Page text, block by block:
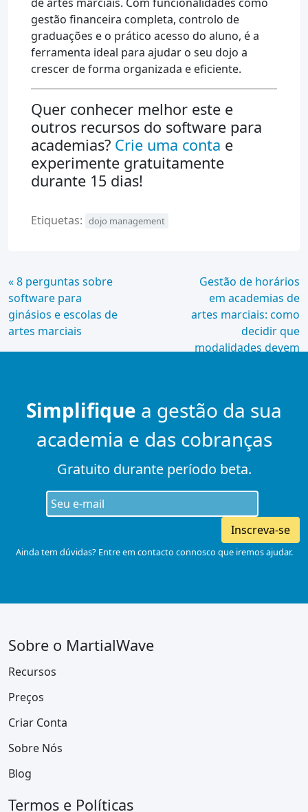
gestão financeira completa, controlo de
graduações e o prático acesso do aluno, é a
ferramenta ideal para ajudar o seu dojo a
crescer de forma organizada e eficiente.
Quer conhecer melhor este e
outros recursos do software para
academias? Crie uma conta e
experimente gratuitamente
durante 15 dias!
Etiquetas: dojo management
Continue
Lendo
« 8 perguntas sobre
software para
ginásios e escolas de
artes marciais
Gestão de horários
em academias de
artes marciais: como
decidir que
modalidades devem
Simplifique a gestão da sua
academia e das cobranças
Gratuito durante período beta.
Inscreva-se
Ainda tem dúvidas? Entre em contacto connosco que iremos ajudar.
Sobre o MartialWave
Recursos
Preços
Criar Conta
Sobre Nós
Blog
Termos e Políticas